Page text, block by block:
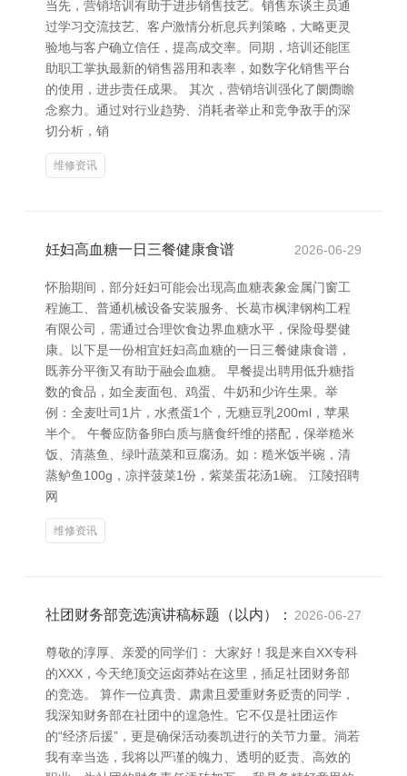
当先，营销培训有助于进步销售技艺。销售东谈主员通
过学习交流技艺、客户激情分析息兵判策略，大略更灵
验地与客户确立信任，提高成交率。同期，培训还能匡
助职工掌执最新的销售器用和表率，如数字化销售平台
的使用，进步责任成果。 其次，营销培训强化了阛阓瞻
念察力。通过对行业趋势、消耗者举止和竞争敌手的深
切分析，销
维修资讯
妊妇高血糖一日三餐健康食谱 2026-06-29
怀胎期间，部分妊妇可能会出现高血糖表象金属门窗工
程施工、普通机械设备安装服务、长葛市枫津钢构工程
有限公司，需通过合理饮食边界血糖水平，保险母婴健
康。以下是一份相宜妊妇高血糖的一日三餐健康食谱，
既养分平衡又有助于融会血糖。 早餐提出聘用低升糖指
数的食品，如全麦面包、鸡蛋、牛奶和少许生果。举
例：全麦吐司1片，水煮蛋1个，无糖豆乳200ml，苹果
半个。 午餐应防备卵白质与膳食纤维的搭配，保举糙米
饭、清蒸鱼、绿叶蔬菜和豆腐汤。如：糙米饭半碗，清
蒸鲈鱼100g，凉拌菠菜1份，紫菜蛋花汤1碗。 江陵招聘
网
维修资讯
社团财务部竞选演讲稿标题（以内）： 2026-06-27
尊敬的淳厚、亲爱的同学们： 大家好！我是来自XX专科
的XXX，今天绝顶交运卤莽站在这里，插足社团财务部
的竞选。 算作一位真贵、肃肃且爱重财务贬责的同学，
我深知财务部在社团中的遑急性。它不仅是社团运作
的“经济后援”，更是确保活动奏凯进行的关节力量。淌若
我有幸当选，我将以严谨的魄力、透明的贬责、高效的